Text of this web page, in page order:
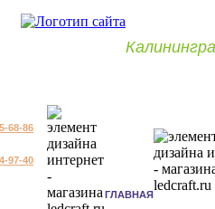
68-86
97-40
ГЛАВНАЯ